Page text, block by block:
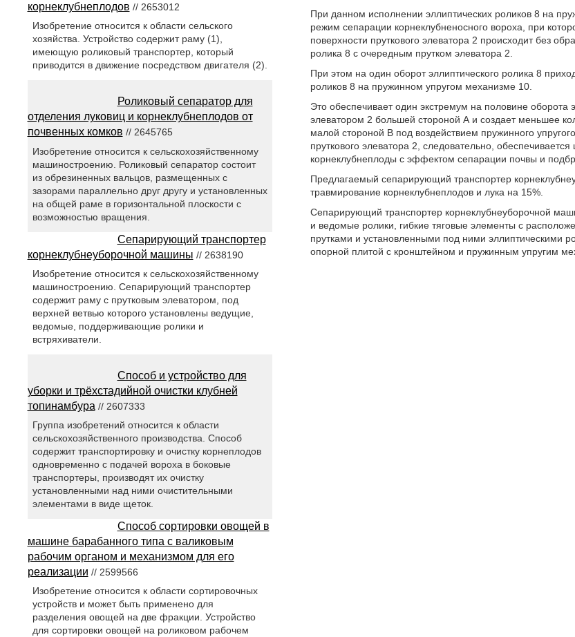
При данном исполнении эллиптических роликов 8 на
режим сепарации корнеклубненосного вороха, при
поверхности пруткового элеватора 2 происходит без
ролика 8 с очередным прутком элеватора 2.
При этом на один оборот эллиптического ролика 8
роликов 8 на пружинном упругом механизме 10.
Это обеспечивает один экстремум на половине оборота
элеватором 2 большей стороной А и создает меньшее
малой стороной В под воздействием пружинного
пруткового элеватора 2, следовательно,
корнеклубнеплоды с эффектом сепарации почвы и
Предлагаемый сепарирующий транспортер
травмирование корнеклубнеплодов и лука на 15%.
Сепарирующий транспортер корнеклубнеуборочной
и ведомые ролики, гибкие тяговые элементы с
прутками и установленными под ними эллиптическими
опорной плитой с кронштейном и пружинным упругим
корнеклубнеплодов // 2653012
Изобретение относится к области сельского
хозяйства. Устройство содержит раму (1),
имеющую роликовый транспортер, который
приводится в движение посредством двигателя (2).
Роликовый сепаратор для
отделения луковиц и корнеклубнеплодов от
почвенных комков // 2645765
Изобретение относится к сельскохозяйственному
машиностроению. Роликовый сепаратор состоит
из обрезиненных вальцов, размещенных с
зазорами параллельно друг другу и установленных
на общей раме в горизонтальной плоскости с
возможностью вращения.
Сепарирующий транспортер
корнеклубнеуборочной машины // 2638190
Изобретение относится к сельскохозяйственному
машиностроению. Сепарирующий транспортер
содержит раму с прутковым элеватором, под
верхней ветвью которого установлены ведущие,
ведомые, поддерживающие ролики и
встряхиватели.
Способ и устройство для
уборки и трёхстадийной очистки клубней
топинамбура // 2607333
Группа изобретений относится к области
сельскохозяйственного производства. Способ
содержит транспортировку и очистку корнеплодов
одновременно с подачей вороха в боковые
транспортеры, производят их очистку
установленными над ними очистительными
элементами в виде щеток.
Способ сортировки овощей в
машине барабанного типа с валиковым
рабочим органом и механизмом для его
реализации // 2599566
Изобретение относится к области сортировочных
устройств и может быть применено для
разделения овощей на две фракции. Устройство
для сортировки овощей на роликовом рабочем